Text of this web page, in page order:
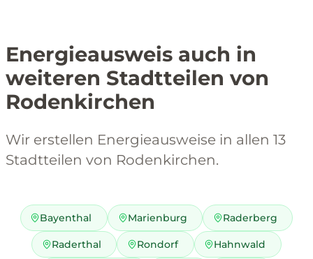
Energieausweis auch in
weiteren Stadtteilen von
Rodenkirchen
Wir erstellen Energieausweise in allen 13
Stadtteilen von Rodenkirchen.
Bayenthal Marienburg Raderberg
Raderthal Rondorf Hahnwald